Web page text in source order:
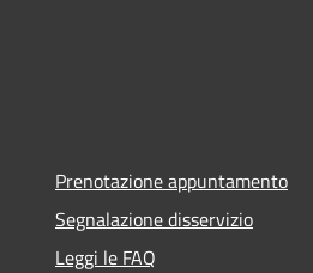
Prenotazione appuntamento
Segnalazione disservizio
Leggi le FAQ